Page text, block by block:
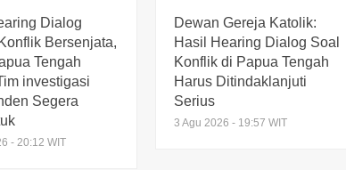
Dialog
Bersenjata,
Tengah
investigasi
Segera
- 20:12 WIT
Dewan Gereja Katolik:
Hasil Hearing Dialog Soal
Konflik di Papua Tengah
Harus Ditindaklanjuti
Serius
3 Agu 2026 - 19:57 WIT